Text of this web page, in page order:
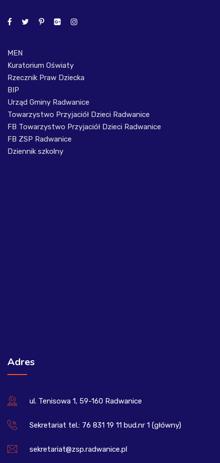
MEN
Kuratorium Oświaty
Rzecznik Praw Dziecka
BIP
Urząd Gminy Radwanice
Towarzystwo Przyjaciół Dzieci Radwanice
FB Towarzystwo Przyjaciół Dzieci Radwanice
FB ZSP Radwanice
Dziennik szkolny
Adres
ul. Tenisowa 1, 59-160 Radwanice
Sekretariat tel.: 76 831 19 11 bud.nr 1 (główny)
sekretariat@zsp.radwanice.pl